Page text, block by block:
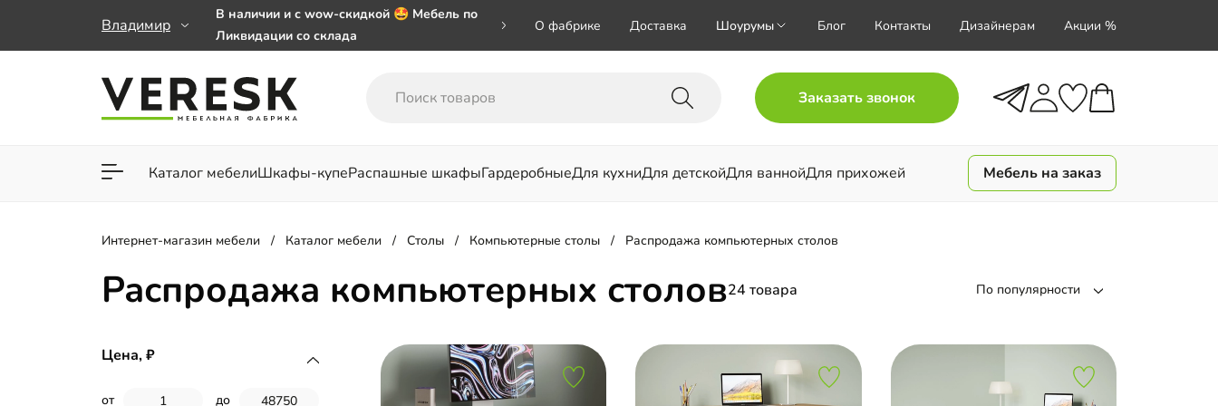
Владимир
В наличии и с wow-скидкой 🤩 Мебель по
Ликвидации со склада
заказе от 50 000 ₽
Важно! Наш Whatsapp переехал на номер
О фабрике Доставка Шоурумы Блог Контакты Дизайнерам Акции %
Заказать звонок
Каталог мебелиШкафы-купеРаспашные шкафыГардеробныеДля кухниДля детскойДля ваннойДля прихожей
Для гостиной Для спальни
Мебель на заказ
Интернет-магазин мебели Каталог мебели Столы Компьютерные столы Распродажа компьютерных столов
Распродажа компьютерных столов24 товара По популярности
Цена,
от до